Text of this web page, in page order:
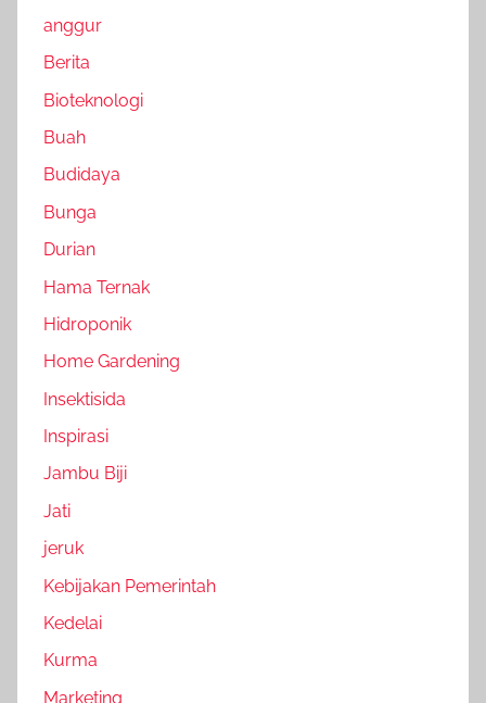
anggur
Berita
Bioteknologi
Buah
Budidaya
Bunga
Durian
Hama Ternak
Hidroponik
Home Gardening
Insektisida
Inspirasi
Jambu Biji
Jati
jeruk
Kebijakan Pemerintah
Kedelai
Kurma
Marketing